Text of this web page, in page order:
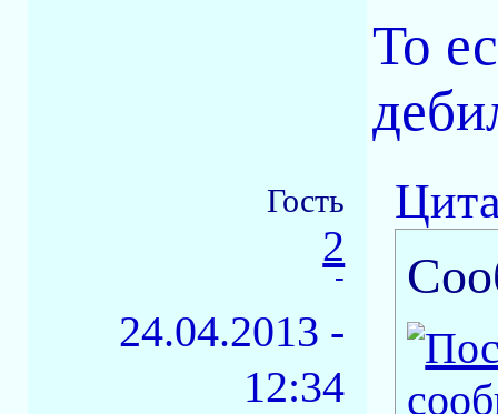
То
Гость
2
-
24.04.2013 -
12:34